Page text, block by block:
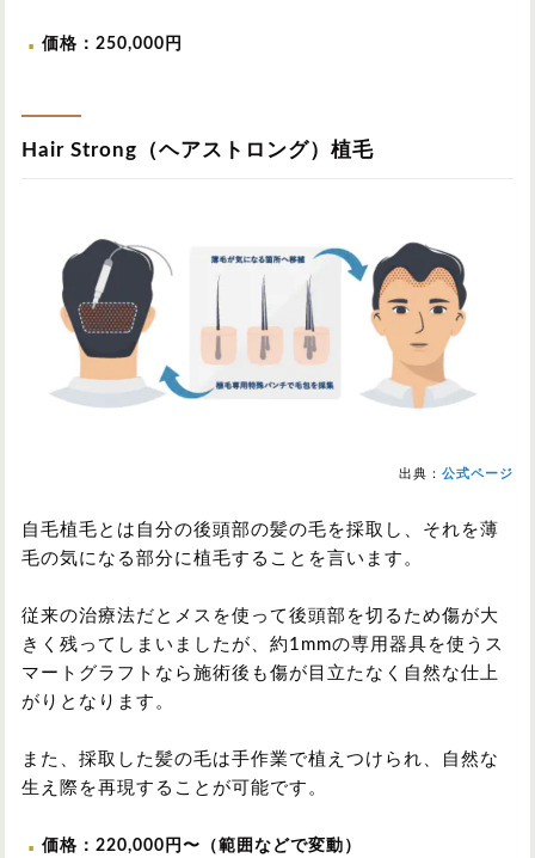
価格：250,000円
Hair Strong（ヘアストロング）植毛
出典： 公式ページ
自毛植毛とは自分の後頭部の髪の毛を採取し、それを薄
毛の気になる部分に植毛することを言います。
従来の治療法だとメスを使って後頭部を切るため傷が大
きく残ってしまいましたが、約1mmの専用器具を使うス
マートグラフトなら施術後も傷が目立たなく自然な仕上
がりとなります。
また、採取した髪の毛は手作業で植えつけられ、自然な
生え際を再現することが可能です。
価格：220,000円〜（範囲などで変動）